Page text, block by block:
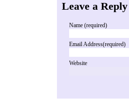
Leave a Reply
Name (required)
Email Address(required)
Website